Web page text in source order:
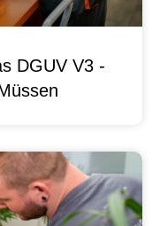
DGUV V3 -